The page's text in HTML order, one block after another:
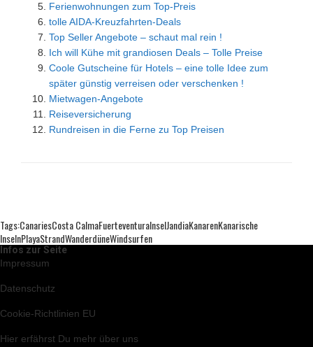
Ferienwohnungen zum Top-Preis
tolle AIDA-Kreuzfahrten-Deals
Top Seller Angebote – schaut mal rein !
Ich will Kühe mit grandiosen Deals – Tolle Preise
Coole Gutscheine für Hotels – eine tolle Idee zum
später günstig verreisen oder verschenken !
Mietwagen-Angebote
Reiseversicherung
Rundreisen in die Ferne zu Top Preisen
Tags:CanariesCosta CalmaFuerteventuraInselJandiaKanarenKanarische
InselnPlayaStrandWanderdüneWindsurfen
Infos zur Seite
Impressum
Datenschutz
Cookie-Richtlinien EU
Hier erfährst Du mehr über uns